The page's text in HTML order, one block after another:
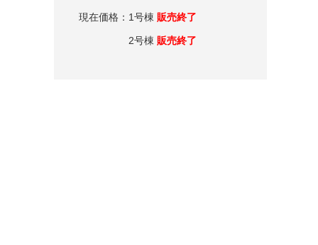
現在価格：1号棟 販売終了
2号棟 販売終了